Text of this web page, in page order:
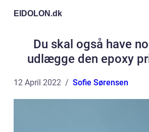
EIDOLON.dk
Du skal også have
udlægge den epoxy
12 April 2022 Sofie Sørensen